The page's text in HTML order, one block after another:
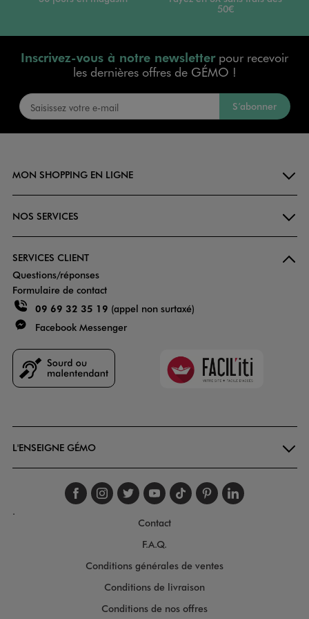
50€
Inscrivez-vous à notre newsletterpour recevoir
les dernières offres de GÉMO !
S’abonner
MON SHOPPING EN LIGNE
NOS SERVICES
SERVICES CLIENT
Questions/réponses
Formulaire de contact
09 69 32 35 19 (appel non surtaxé)
Facebook Messenger
Faciliti
L'ENSEIGNE GÉMO
Suivez-nous sur
Suivez-nous sur
Suivez-nous sur
Suivez-nous
Suivez-nous
Suivez-
.
Contact
F.A.Q.
Conditions générales de ventes
Conditions de livraison
Conditions de nos offres